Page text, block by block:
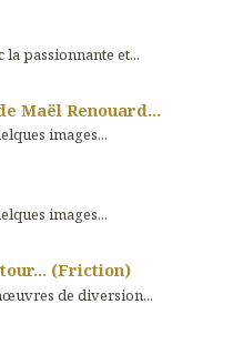
passionnante et...
Maël Renouard...
images...
images...
(Friction)
de diversion...